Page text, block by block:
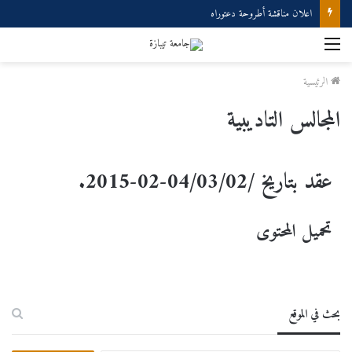
اعلان مناقشة أطروحة دعتوراه
الرئيسية
المجالس التاديبية
عقد بتاريخ /04/03/02-02-2015.
تحميل المحتوى
بحث في الموقع